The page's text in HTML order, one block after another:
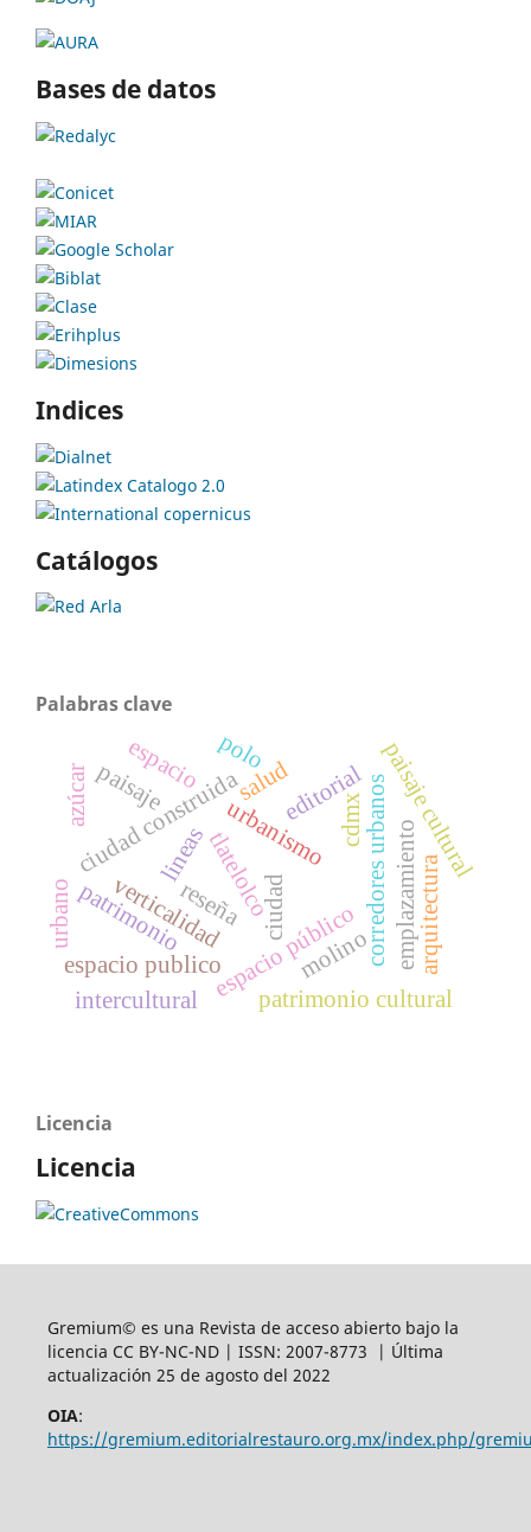
Bases de datos
Indices
Catálogos
Palabras clave
verticalidad
lineas
ciudad
urbanismo cdmxcorredores urbanos
editorial
espacio publico
patrimonio
ciudad construida
espacio público
tlatelolco
salud
paisaje
reseña
molino
azúcar
patrimonio cultural
intercultural
urbano
paisaje cultural
emplazamiento
polo
espacio
arquitectura
Licencia
Licencia
Gremium© es una Revista de acceso abierto bajo la
licencia CC BY-NC-ND | ISSN: 2007-8773 | Última
actualización 25 de agosto del 2022
OIA:
https://gremium.editorialrestauro.org.mx/index.php/